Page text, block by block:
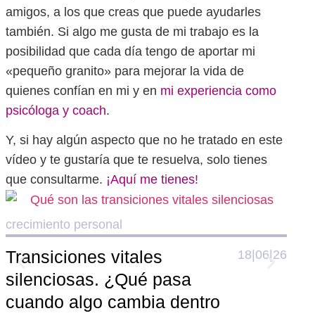
amigos, a los que creas que puede ayudarles
también. Si algo me gusta de mi trabajo es la
posibilidad que cada día tengo de aportar mi
«pequeño granito» para mejorar la vida de
quienes confían en mi y en mi experiencia como
psicóloga y coach.
Y, si hay algún aspecto que no he tratado en este
vídeo y te gustaría que te resuelva, solo tienes
que consultarme. ¡Aquí me tienes!
crecimiento personal
18|06|26
Transiciones vitales
silenciosas. ¿Qué pasa
cuando algo cambia dentro